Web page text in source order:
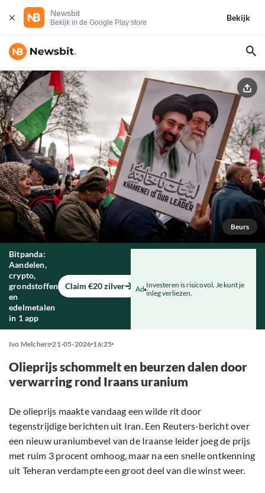
Newsbit
Bekijk in de Google Play store
Bekijk
Beurs
Bitpanda:
Aandelen,
crypto,
grondstoffen
en
edelmetalen
in 1 app
Claim €20 zilver Ad Investeren is risicovol. Je kunt je
inleg verliezen.
Ivo Melchers 21-05-2026 16:25
Olieprijs schommelt en beurzen dalen door
verwarring rond Iraans uranium
De olieprijs maakte vandaag een wilde rit door
tegenstrijdige berichten uit Iran. Een Reuters-bericht over
een nieuw uraniumbevel van de Iraanse leider joeg de prijs
met ruim 3 procent omhoog, maar na een snelle ontkenning
uit Teheran verdampte een groot deel van die winst weer.